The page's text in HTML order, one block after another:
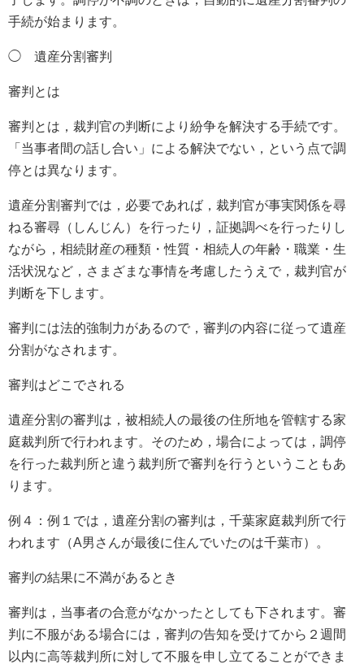
手続が始まります。
◯ 遺産分割審判
審判とは
審判とは，裁判官の判断により紛争を解決する手続です。
「当事者間の話し合い」による解決でない，という点で調
停とは異なります。
遺産分割審判では，必要であれば，裁判官が事実関係を尋
ねる審尋（しんじん）を行ったり，証拠調べを行ったりし
ながら，相続財産の種類・性質・相続人の年齢・職業・生
活状況など，さまざまな事情を考慮したうえで，裁判官が
判断を下します。
審判には法的強制力があるので，審判の内容に従って遺産
分割がなされます。
審判はどこでされる
遺産分割の審判は，被相続人の最後の住所地を管轄する家
庭裁判所で行われます。そのため，場合によっては，調停
を行った裁判所と違う裁判所で審判を行うということもあ
ります。
例４：例１では，遺産分割の審判は，千葉家庭裁判所で行
われます（A男さんが最後に住んでいたのは千葉市）。
審判の結果に不満があるとき
審判は，当事者の合意がなかったとしても下されます。審
判に不服がある場合には，審判の告知を受けてから２週間
以内に高等裁判所に対して不服を申し立てることができま